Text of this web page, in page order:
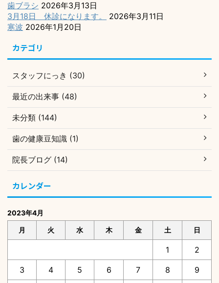
歯ブラシ 2026年3月13日
3月18日 休診になります。
2026年3月11日
寒波 2026年1月20日
カテゴリ
スタッフにっき (30)
最近の出来事 (48)
未分類 (144)
歯の健康豆知識 (1)
院長ブログ (14)
カレンダー
2023年4月
月 火 水 木 金 土 日
1 2
3 4 5 6 7 8 9